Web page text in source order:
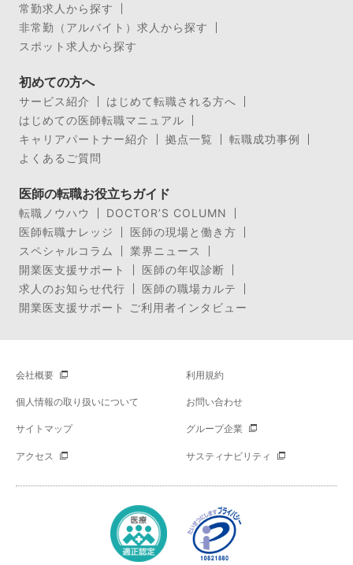
常勤求人から探す
非常勤（アルバイト）求人から探す
スポット求人から探す
初めての方へ
サービス紹介
はじめて転職される方へ
はじめての医師転職マニュアル
キャリアパートナー紹介
拠点一覧
転職成功事例
よくあるご質問
医師の転職お役立ちガイド
転職ノウハウ
DOCTOR’S COLUMN
医師転職ナレッジ
医師の現場と働き方
スペシャルコラム
業界ニュース
開業医支援サポート
医師の年収診断
求人のお知らせ代行
医師の職場カルテ
開業医支援サポート ご利用者インタビュー
会社概要 利用規約
個人情報の取り扱いについて お問い合わせ
サイトマップ グループ企業
アクセス サスティナビリティ